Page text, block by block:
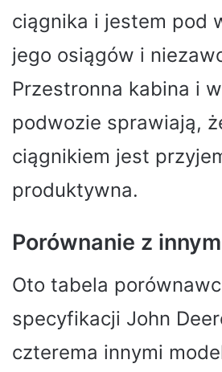
ciągnika i jestem pod
jego osiągów i
Przestronna kabina i
podwozie sprawiają,
ciągnikiem jest
produktywna.
Porównanie z
Oto tabela
specyfikacji John
czterema innymi